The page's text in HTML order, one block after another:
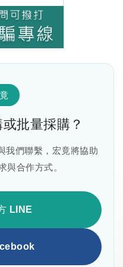
批量採購？
我們聯繫，宏竟將協助
與合作方式。
LINE